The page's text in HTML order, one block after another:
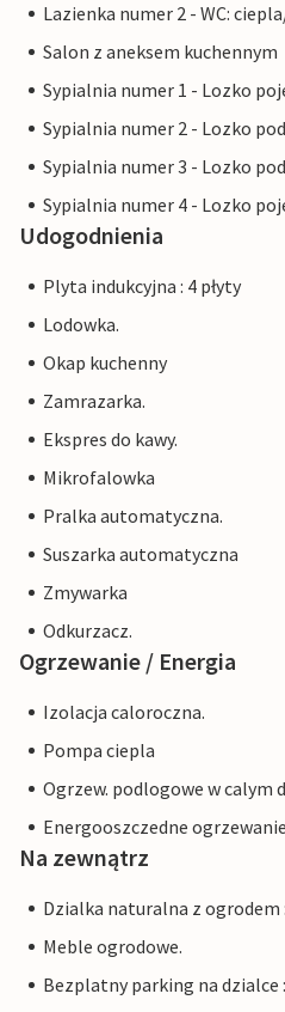
Lazienka numer 2 - WC:
Salon z aneksem kuchennym
Sypialnia numer 1 - Lozko
Sypialnia numer 2 - Lozko
Sypialnia numer 3 - Lozko
Sypialnia numer 4 - Lozko
Udogodnienia
Plyta indukcyjna : 4 płyty
Lodowka.
Okap kuchenny
Zamrazarka.
Ekspres do kawy.
Mikrofalowka
Pralka automatyczna.
Suszarka automatyczna
Zmywarka
Odkurzacz.
Ogrzewanie / Energia
Izolacja caloroczna.
Pompa ciepla
Ogrzew. podlogowe w calym
Energooszczedne ogrzewanie
Na zewnątrz
Dzialka naturalna z ogrodem
Meble ogrodowe.
Bezplatny parking na dzialce